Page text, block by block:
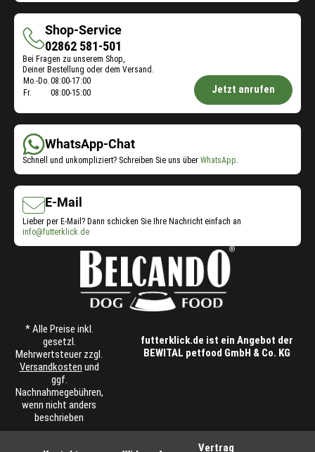
Shop-Service
Shop-
Service
02862 581-501
Bei Fragen zu unserem Shop,
Deiner Bestellung oder dem Versand.
Öffnungszeiten
Shop-
Mo.-Do. 08:00-17:00
Fr.
08:00-15:00 Jetzt anrufen
WhatsApp-Chat
Schnell und unkompliziert? Schreiben Sie uns über WhatsApp
E-Mail
Lieber per E-Mail? Dann schicken Sie Ihre Nachricht einfach an
info@futterklick.de
* Alle Preise inkl.
gesetzl.
Mehrwertsteuer zzgl.
Versandkosten und
ggf.
Nachnahmegebühren,
wenn nicht anders
beschrieben
futterklick.de ist ein Angebot der
BEWITAL petfood GmbH & Co. KG
Vertrag